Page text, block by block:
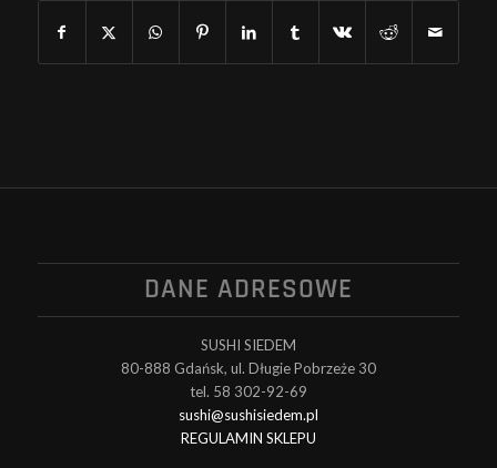
DANE ADRESOWE
SUSHI SIEDEM
80-888 Gdańsk, ul. Długie Pobrzeże 30
tel. 58 302-92-69
sushi@sushisiedem.pl
REGULAMIN SKLEPU